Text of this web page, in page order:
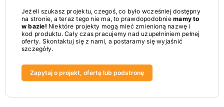
Jeżeli szukasz projektu, czegoś, co było wcześniej dostępny
na stronie, a teraz tego nie ma, to prawdopodobniemamy to
w bazie! Niektóre projekty mogą mieć zmienioną nazwę i
kod produktu. Cały czas pracujemy nad uzupełniniem pełnej
oferty. Skontaktuj się z nami, a postaramy się wyjaśnić
szczegóły.
Zapytaj o projekt, ofertę lub podstronę